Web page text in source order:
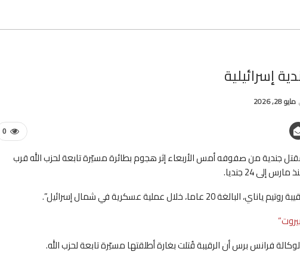
إسرائيلية
مايو 28, 2026
0
جندية من صفوفه أمس الأربعاء إثر هجوم بطائرة مسيّرة تابعة لحزب الله قرب
إلى 24 جنديا.
خلال عملية عسكرية في شمال إسرائيل”.
فرانس برس أن الرقيبة قُتلت بغارة أطلقتها مسيّرة تابعة لحزب الله.